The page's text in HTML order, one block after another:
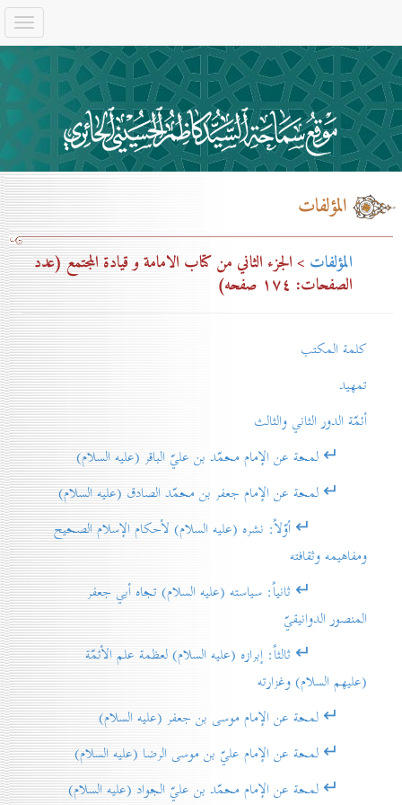
المؤلفات
المؤلفات> الجزء الثاني من كتاب الامامة و قيادة المجتمع (عدد
الصفحات: ۱۷٤ صفحه)
كلمة المكتب
تمهيد
أئمّة الدور الثاني والثالث
↵ لمحة عن الإمام محمّد بن عليّ الباقر (عليه السلام)
↵ لمحة عن الإمام جعفر بن محمّد الصادق (عليه السلام)
↵ أوّلاً: نشره (عليه السلام) لأحكام الإسلام الصحيح
ومفاهيمه وثقافته
↵ ثانياً: سياسته (عليه السلام) تجاه أبي جعفر
المنصور الدوانيقيّ
↵ ثالثاً: إبرازه (عليه السلام) لعظمة علم الأئمّة
(عليهم السلام) وغزارته
↵ لمحة عن الإمام موسى بن جعفر (عليه السلام)
↵ لمحة عن الإمام عليّ بن موسى الرضا (عليه السلام)
↵ لمحة عن الإمام محمّد بن عليّ الجواد (عليه السلام)